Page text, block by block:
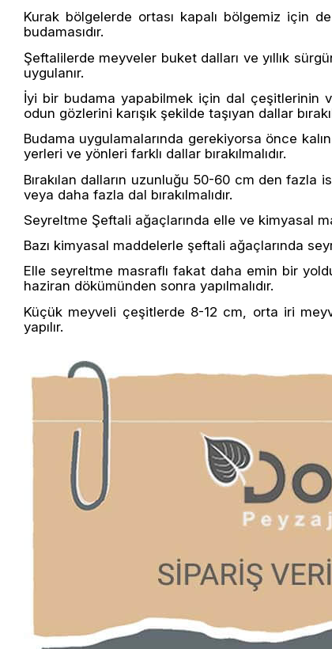
Kurak bölgelerde ortası kapalı bölgemiz için
budamasıdır.
Şeftalilerde meyveler buket dalları ve yıllık
uygulanır.
İyi bir budama yapabilmek için dal çeşitlerinin
odun gözlerini karışık şekilde taşıyan dallar
Budama uygulamalarında gerekiyorsa önce
yerleri ve yönleri farklı dallar bırakılmalıdır.
Bırakılan dalların uzunluğu 50-60 cm den fazla
veya daha fazla dal bırakılmalıdır.
Seyreltme Şeftali ağaçlarında elle ve kimyasal
Bazı kimyasal maddelerle şeftali ağaçlarında
Elle seyreltme masraflı fakat daha emin bir
haziran dökümünden sonra yapılmalıdır.
Küçük meyveli çeşitlerde 8-12 cm, orta iri
yapılır.